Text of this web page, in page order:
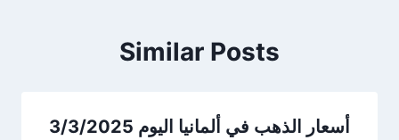
Similar Posts
أسعار الذهب في ألمانيا اليوم 3/3/2025